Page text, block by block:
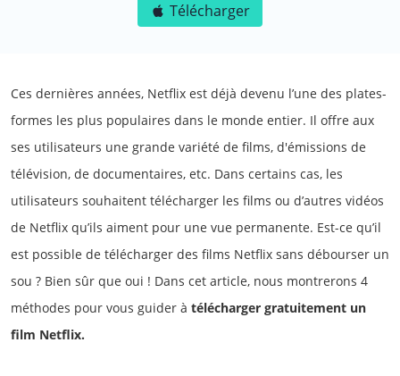
Télécharger
Ces dernières années, Netflix est déjà devenu l’une des plates-
formes les plus populaires dans le monde entier. Il offre aux
ses utilisateurs une grande variété de films, d'émissions de
télévision, de documentaires, etc. Dans certains cas, les
utilisateurs souhaitent télécharger les films ou d’autres vidéos
de Netflix qu’ils aiment pour une vue permanente. Est-ce qu’il
est possible de télécharger des films Netflix sans débourser un
sou ? Bien sûr que oui ! Dans cet article, nous montrerons 4
méthodes pour vous guider à télécharger gratuitement un
film Netflix.